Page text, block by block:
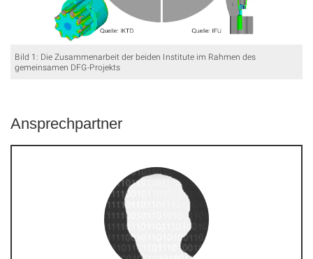
Bild 1: Die Zusammenarbeit der beiden Institute im Rahmen des
gemeinsamen DFG-Projekts
Ansprechpartner